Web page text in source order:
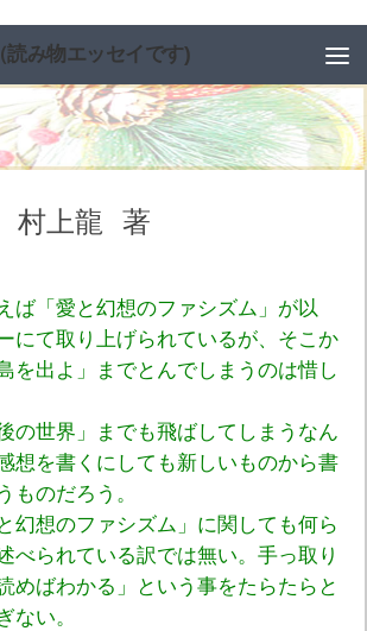
み物エッセイです)
村上龍 著
ば「愛と幻想のファシズム」が以
にて取り上げられているが、そこか
を出よ」までとんでしまうのは惜し
の世界」までも飛ばしてしまうなん
想を書くにしても新しいものから書
ものだろう。
幻想のファシズム」に関しても何ら
べられている訳では無い。手っ取り
めばわかる」という事をたらたらと
ない。